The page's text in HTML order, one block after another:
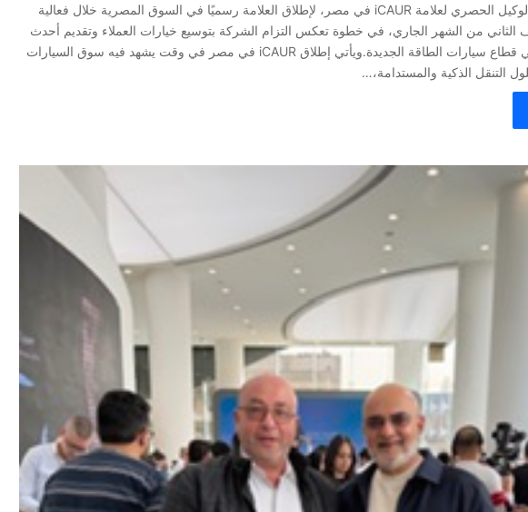
تستعد جي بي أوتو، الوكيل الحصري لعلامة iCAUR في مصر، لإطلاق العلامة رسميًا في السوق المصرية خلال فعالية
من الشهر الجاري، في خطوة تعكس التزام الشركة بتوسيع خيارات العملاء وتقديم أحدث
الابتكارات العالمية في قطاع سيارات الطاقة الجديدة.ويأتي إطلاق iCAUR في مصر في وقت يشهد فيه سوق السيارات
التنقل الذكية والمستدامة،…